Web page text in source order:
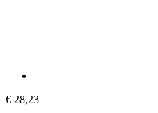
€ 28,23